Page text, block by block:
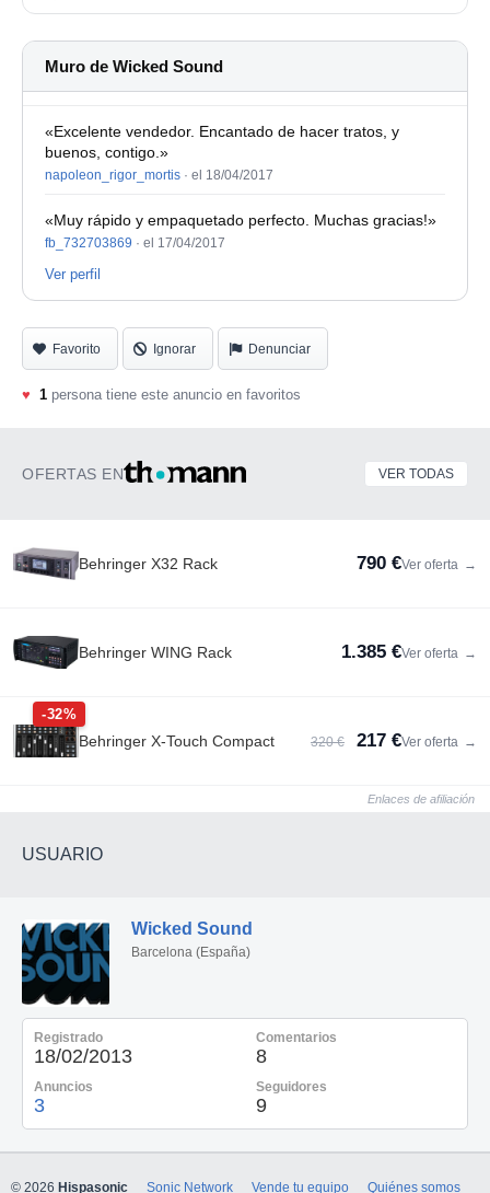
Muro de Wicked Sound
«Excelente vendedor. Encantado de hacer tratos, y
buenos, contigo.»
napoleon_rigor_mortis · el 18/04/2017
«Muy rápido y empaquetado perfecto. Muchas gracias!»
fb_732703869 · el 17/04/2017
Ver perfil
Favorito Ignorar Denunciar
♥ 1 persona tiene este anuncio en favoritos
OFERTAS EN VER TODAS
Behringer X32 Rack 790 €Ver oferta →
Behringer WING Rack 1.385 €Ver oferta →
-32%
Behringer X-Touch Compact 320 € 217 €Ver oferta →
Enlaces de afiliación
USUARIO
Wicked Sound
Barcelona (España)
Registrado
18/02/2013
Comentarios
8
Anuncios
3
Seguidores
9
© 2026 Hispasonic Sonic Network Vende tu equipo Quiénes somos